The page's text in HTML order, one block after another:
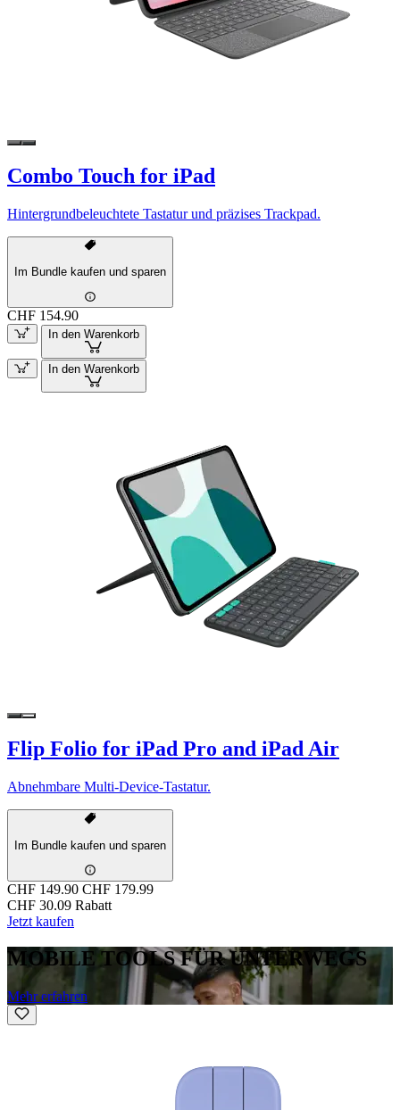
Combo Touch for iPad
Hintergrundbeleuchtete Tastatur und präzises Trackpad.
Im Bundle kaufen und sparen
CHF 154.90
In den Warenkorb
In den Warenkorb
Flip Folio for iPad Pro and iPad Air
Abnehmbare Multi-Device-Tastatur.
Im Bundle kaufen und sparen
CHF 149.90 CHF 179.99
CHF 30.09 Rabatt
Jetzt kaufen
MOBILE TOOLS FÜR UNTERWEGS
Mehr erfahren